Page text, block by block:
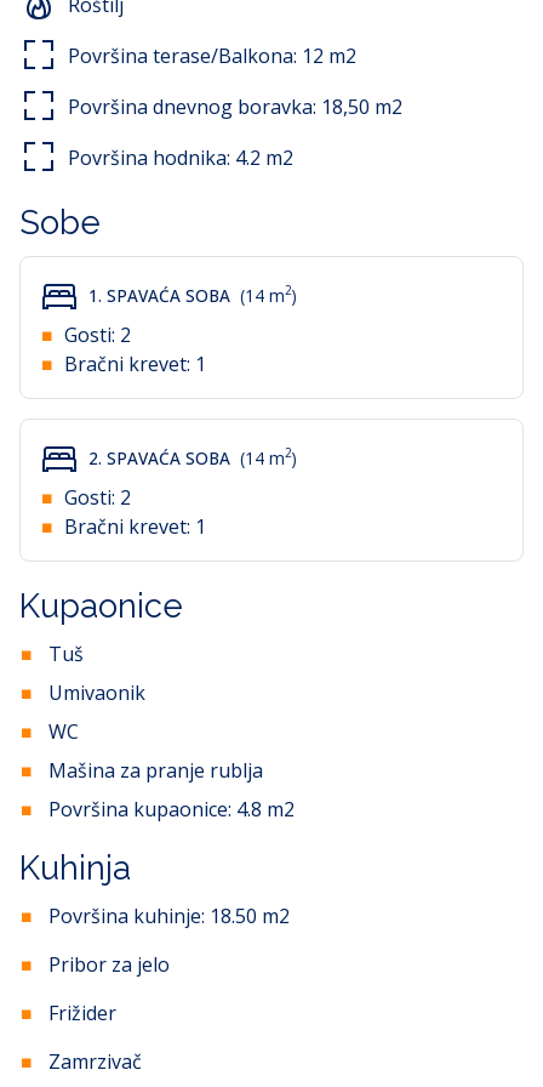
U cijenu najma uključeno je korištenje posteljine,
ručnika, Wi-Fi-ja i klima uređaja. Privatni parking za
Površina terase/Balkona: 12 m2
Površina dnevnog boravka: 18,50 m2
Površina hodnika: 4.2 m2
Sobe
1. SPAVAĆA SOBA (14 m2)
Gosti: 2
Bračni krevet: 1
2. SPAVAĆA SOBA (14 m2)
Gosti: 2
Bračni krevet: 1
Kupaonice
Tuš
Umivaonik
WC
Mašina za pranje rublja
Površina kupaonice: 4.8 m2
Kuhinja
Površina kuhinje: 18.50 m2
Pribor za jelo
Frižider
Zamrzivač